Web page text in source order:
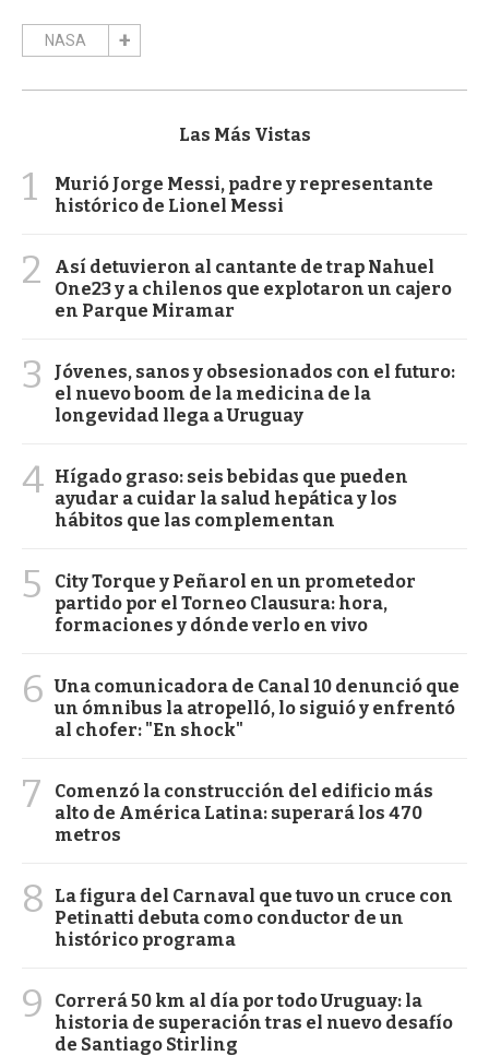
NASA
Las Más Vistas
1
Murió Jorge Messi, padre y representante
histórico de Lionel Messi
2
Así detuvieron al cantante de trap Nahuel
One23 y a chilenos que explotaron un cajero
en Parque Miramar
3
Jóvenes, sanos y obsesionados con el futuro:
el nuevo boom de la medicina de la
longevidad llega a Uruguay
4 Hígado graso: seis bebidas que pueden
ayudar a cuidar la salud hepática y los
hábitos que las complementan
5
City Torque y Peñarol en un prometedor
partido por el Torneo Clausura: hora,
formaciones y dónde verlo en vivo
6 Una comunicadora de Canal 10 denunció que
un ómnibus la atropelló, lo siguió y enfrentó
al chofer: "En shock"
7
Comenzó la construcción del edificio más
alto de América Latina: superará los 470
metros
8
La figura del Carnaval que tuvo un cruce con
Petinatti debuta como conductor de un
histórico programa
9
Correrá 50 km al día por todo Uruguay: la
historia de superación tras el nuevo desafío
de Santiago Stirling